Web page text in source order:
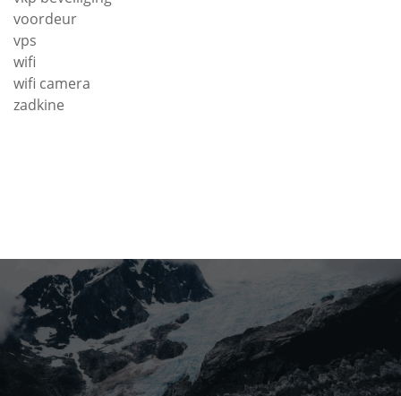
voordeur
vps
wifi
wifi camera
zadkine